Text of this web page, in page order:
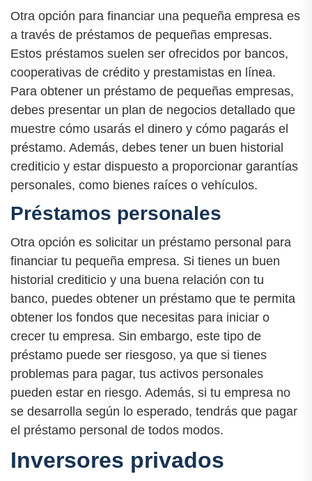
Otra opción para financiar una pequeña empresa es
a través de préstamos de pequeñas empresas.
Estos préstamos suelen ser ofrecidos por bancos,
cooperativas de crédito y prestamistas en línea.
Para obtener un préstamo de pequeñas empresas,
debes presentar un plan de negocios detallado que
muestre cómo usarás el dinero y cómo pagarás el
préstamo. Además, debes tener un buen historial
crediticio y estar dispuesto a proporcionar garantías
personales, como bienes raíces o vehículos.
Préstamos personales
Otra opción es solicitar un préstamo personal para
financiar tu pequeña empresa. Si tienes un buen
historial crediticio y una buena relación con tu
banco, puedes obtener un préstamo que te permita
obtener los fondos que necesitas para iniciar o
crecer tu empresa. Sin embargo, este tipo de
préstamo puede ser riesgoso, ya que si tienes
problemas para pagar, tus activos personales
pueden estar en riesgo. Además, si tu empresa no
se desarrolla según lo esperado, tendrás que pagar
el préstamo personal de todos modos.
Inversores privados